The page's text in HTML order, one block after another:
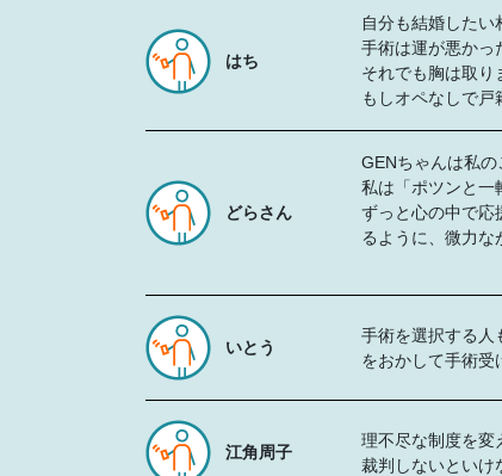
はち
自分も結婚したい
手術は運が悪か
それでも胸は取り
もしオペなしで戸
どらさん
GENちゃんは私
私は「ポツンと一
ずっと心の中で応
るように、微力な
いとう
手術を選択する人
をおかして手術受
江角周子
理不尽な制度を変
裁判しないといけ